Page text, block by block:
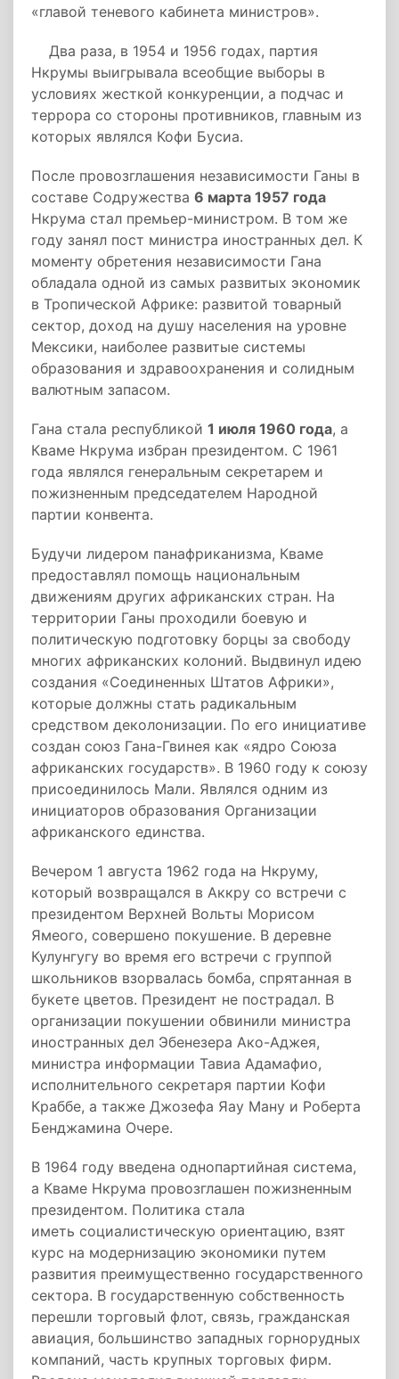
«главой теневого кабинета министров».
Два раза, в 1954 и 1956 годах, партия
Нкрумы выигрывала всеобщие выборы в
условиях жесткой конкуренции, а подчас и
террора со стороны противников, главным из
которых являлся Кофи Бусиа.
После провозглашения независимости Ганы в
составе Содружества 6 марта 1957 года
Нкрума стал премьер-министром. В том же
году занял пост министра иностранных дел. К
моменту обретения независимости Гана
обладала одной из самых развитых экономик
в Тропической Африке: развитой товарный
сектор, доход на душу населения на уровне
Мексики, наиболее развитые системы
образования и здравоохранения и солидным
валютным запасом.
Гана стала республикой 1 июля 1960 года, а
Кваме Нкрума избран президентом. С 1961
года являлся генеральным секретарем и
пожизненным председателем Народной
партии конвента.
Будучи лидером панафриканизма, Кваме
предоставлял помощь национальным
движениям других африканских стран. На
территории Ганы проходили боевую и
политическую подготовку борцы за свободу
многих африканских колоний. Выдвинул идею
создания «Соединенных Штатов Африки»,
которые должны стать радикальным
средством деколонизации. По его инициативе
создан союз Гана-Гвинея как «ядро Союза
африканских государств». В 1960 году к союзу
присоединилось Мали. Являлся одним из
инициаторов образования Организации
африканского единства.
Вечером 1 августа 1962 года на Нкруму,
который возвращался в Аккру со встречи с
президентом Верхней Вольты Морисом
Ямеого, совершено покушение. В деревне
Кулунгугу во время его встречи с группой
школьников взорвалась бомба, спрятанная в
букете цветов. Президент не пострадал. В
организации покушении обвинили министра
иностранных дел Эбенезера Ако-Аджея,
министра информации Тавиа Адамафио,
исполнительного секретаря партии Кофи
Краббе, а также Джозефа Яау Ману и Роберта
Бенджамина Очере.
В 1964 году введена однопартийная система,
а Кваме Нкрума провозглашен пожизненным
президентом. Политика стала
иметь социалистическую ориентацию, взят
курс на модернизацию экономики путем
развития преимущественно государственного
сектора. В государственную собственность
перешли торговый флот, связь, гражданская
авиация, большинство западных горнорудных
компаний, часть крупных торговых фирм.